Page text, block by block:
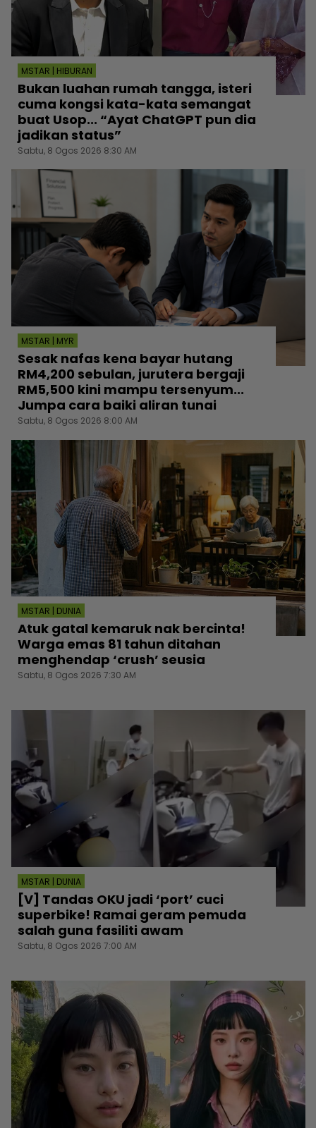
MSTAR | HIBURAN
Bukan luahan rumah tangga, isteri
cuma kongsi kata-kata semangat
buat Usop... “Ayat ChatGPT pun dia
jadikan status”
Sabtu, 8 Ogos 2026 8:30 AM
MSTAR | MYR
Sesak nafas kena bayar hutang
RM4,200 sebulan, jurutera bergaji
RM5,500 kini mampu tersenyum...
Jumpa cara baiki aliran tunai
Sabtu, 8 Ogos 2026 8:00 AM
MSTAR | DUNIA
Atuk gatal kemaruk nak bercinta!
Warga emas 81 tahun ditahan
menghendap ‘crush’ seusia
Sabtu, 8 Ogos 2026 7:30 AM
MSTAR | DUNIA
[V] Tandas OKU jadi ‘port’ cuci
superbike! Ramai geram pemuda
salah guna fasiliti awam
Sabtu, 8 Ogos 2026 7:00 AM